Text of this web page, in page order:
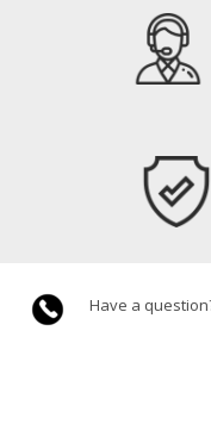
Have a